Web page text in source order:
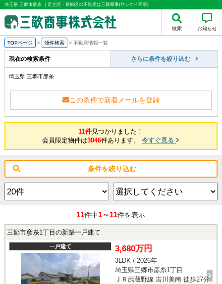
埼玉県 三郷市彦糸 ｜足立区・葛飾区の不動産は三敬商事(サンケイ商事)
検索 お知らせ
TOPページ > 物件検索 > 不動産情報一覧
現在の検索条件 さらに条件を絞り込む
埼玉県 三郷市彦糸
この条件で新着メールを登録
11件見つかりました！
会員限定物件は3046件あります。今すぐ見る
条件を絞り込む
11件中1～11件を表示
三郷市彦糸1丁目の新築一戸建て
一戸建て 3,680万円
3LDK / 2026年
埼玉県三郷市彦糸1丁目
ＪＲ武蔵野線 吉川美南 徒歩27分